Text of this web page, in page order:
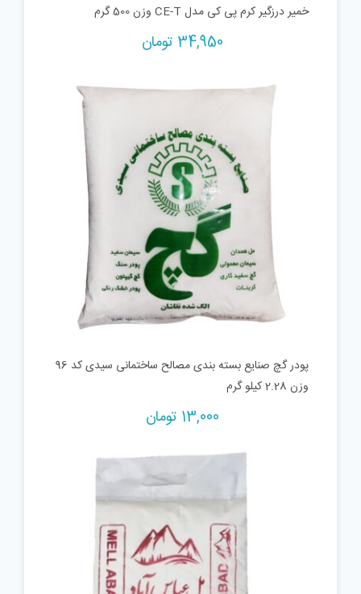
خمیر درزگیر کرم پی کی مدل CE-T وزن 500 گرم
34,950 تومان
پودر گچ صنایع بسته بندی مصالح ساختمانی سیدی کد 96
وزن 2.28 کیلو گرم
13,000 تومان